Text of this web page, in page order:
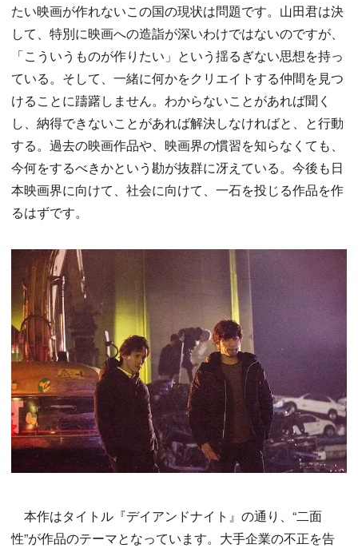
たい映画が作れないこの国の現状は問題です。山田君は決
して、特別に映画への造詣が深いわけではないのですが、
「こういうものが作りたい」という揺るぎない思想を持っ
ている。そして、一緒に何かをクリエイトする仲間を見つ
けることに躊躇しません。わからないことがあれば聞く
し、納得できないことがあれば解決しなければと、と行動
する。過去の映画作品や、映画界の慣習を知らなくても、
今何をするべきかという勘が抜群に冴えている。今後も日
本映画界に向けて、社会に向けて、一石を投じる作品を作
るはずです。
本作はタイトル『デイアンドナイト』の通り、“二面
性”が作品のテーマとなっています。大手企業の不正を告